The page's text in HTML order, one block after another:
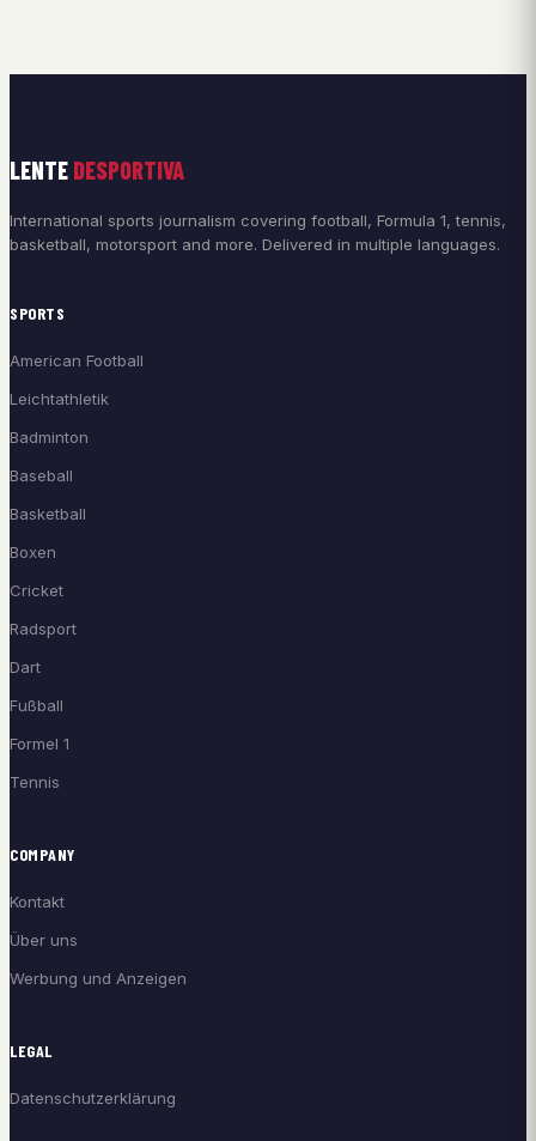
LENTE DESPORTIVA
International sports journalism covering football, Formula 1, tennis,
basketball, motorsport and more. Delivered in multiple languages.
SPORTS
American Football
Leichtathletik
Badminton
Baseball
Basketball
Boxen
Cricket
Radsport
Dart
Fußball
Formel 1
Tennis
COMPANY
Kontakt
Über uns
Werbung und Anzeigen
LEGAL
Datenschutzerklärung